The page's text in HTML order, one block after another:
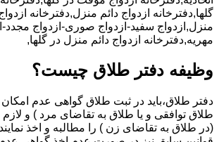
گلها,دفترخانه ازدواج دائم منزل,دفترخانه
منزل,ازدواج سفید-ازدواج صوری-ازدواج مجدد-
مهریه,دفترخانه ازدواج دائم منزل در گلها,
وظیفه دفتر طلاق چیست؟
دفتر طلاق،باید در ثبت طلاق گواهی عدم
طلاق توافقی و یا طلاق به تقاضای مرد ) و